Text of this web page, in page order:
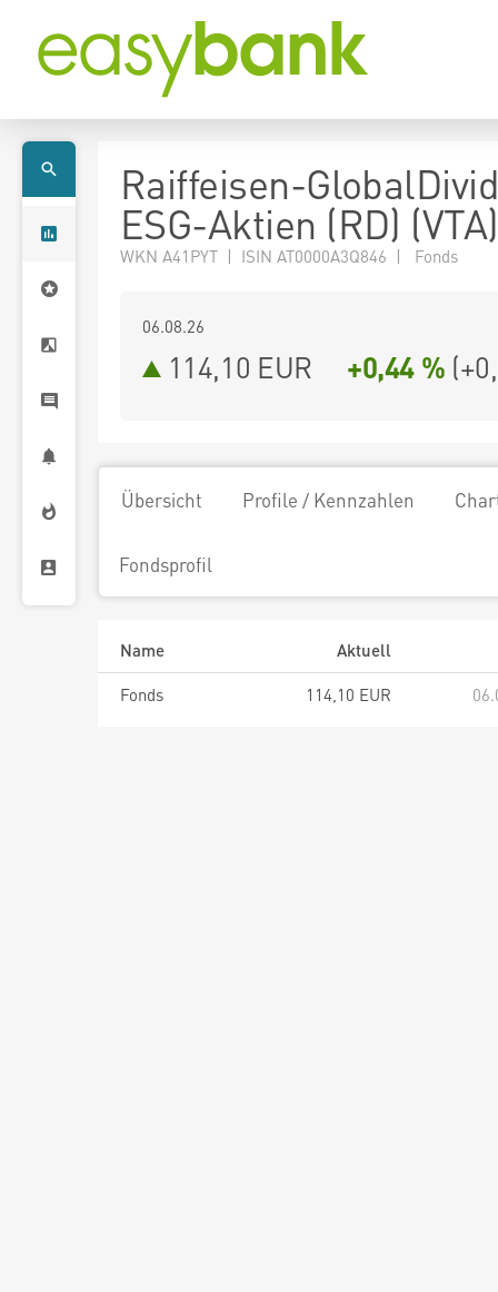
Raiffeisen-
ESG-Aktien (RD) (VTA)
WKN A41PYT | ISIN AT0000A3Q846 | Fonds
06.08.26
114,10 EUR +0,44 % (
Übersicht Profile / Kennzahlen
Fondsprofil
Name
Aktuell
Fonds
114,10 EUR